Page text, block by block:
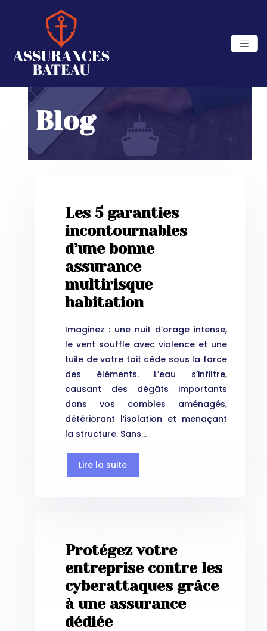
Blog
Les 5 garanties
incontournables
d’une bonne
assurance
multirisque
habitation
Imaginez : une nuit d’orage intense,
le vent souffle avec violence et une
tuile de votre toit cède sous la force
des éléments. L’eau s’infiltre,
causant des dégâts importants
dans vos combles aménagés,
détériorant l’isolation et menaçant
la structure. Sans…
Lire la suite
Protégez votre
entreprise contre les
cyberattaques grâce
à une assurance
dédiée